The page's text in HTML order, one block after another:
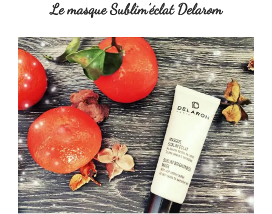
Le masque Sublim’éclat Delarom